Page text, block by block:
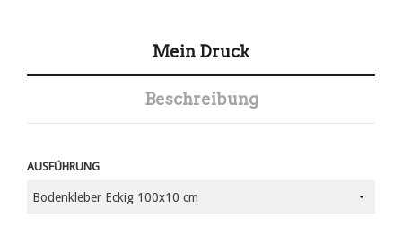
Mein Druck
Beschreibung
AUSFÜHRUNG